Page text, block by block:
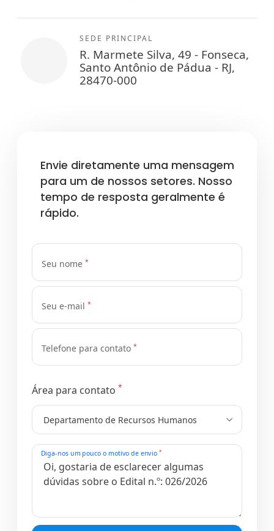
SEDE PRINCIPAL
R. Marmete Silva, 49 - Fonseca,
Santo Antônio de Pádua - RJ,
28470-000
Envie diretamente uma mensagem
para um de nossos setores. Nosso
tempo de resposta geralmente é
rápido.
Seu nome *
Seu e-mail *
Telefone para contato *
Área para contato *
Departamento de Recursos Humanos
Diga-nos um pouco o motivo de envio *